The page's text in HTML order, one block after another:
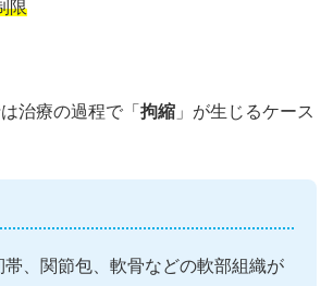
限
治療の過程で「 拘縮 」が生じるケース
帯、関節包、軟骨などの軟部組織が